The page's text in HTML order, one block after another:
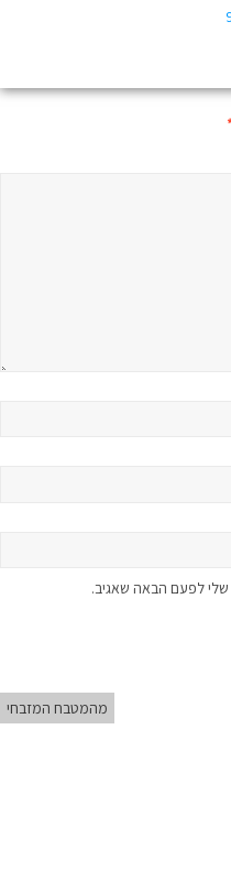
לפעם הבאה שאגיב.
מהמטבח המזבחי